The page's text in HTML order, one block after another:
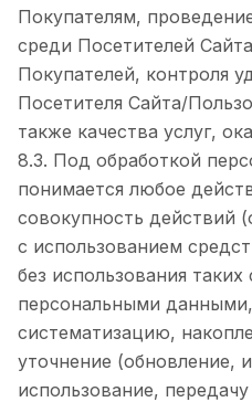
Покупателям,
среди Посетителей
Покупателей, контроля
Посетителя Сайта/
также качества услуг,
8.3. Под обработкой
понимается любое
совокупность действий
с использованием
без использования таких
персональными
систематизацию,
уточнение (обновление,
использование,